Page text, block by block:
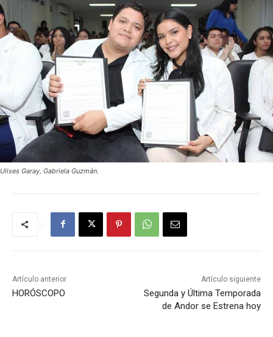
Ulises Garay, Gabriela Guzmán.
Artículo anterior
HORÓSCOPO
Artículo siguiente
Segunda y Última Temporada
de Andor se Estrena hoy